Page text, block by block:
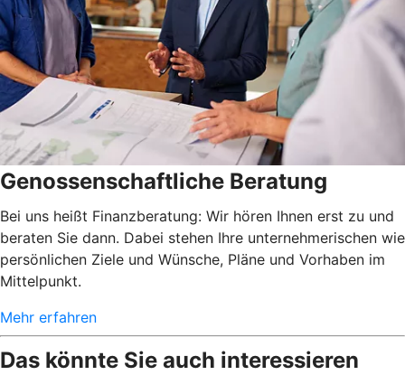
Genossenschaftliche Beratung
Bei uns heißt Finanzberatung: Wir hören Ihnen erst zu und
beraten Sie dann. Dabei stehen Ihre unternehmerischen wie
persönlichen Ziele und Wünsche, Pläne und Vorhaben im
Mittelpunkt.
Mehr erfahren
Das könnte Sie auch interessieren